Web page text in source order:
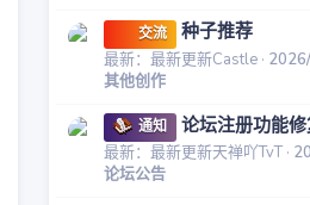
交流 种子推荐
最新：最新更新Castle
其他创作
通知 论坛注册功能
最新：最新更新天禅吖TvT
论坛公告